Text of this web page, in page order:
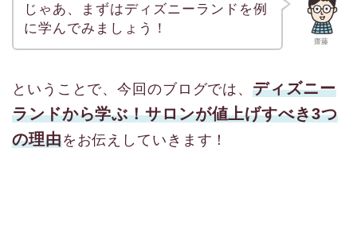
齋藤
じゃあ、まずはディズニーランドを例
に学んでみましょう！
ということで、今回のブログでは、ディズニー
ランドから学ぶ！サロンが値上げすべき3つ
の理由をお伝えしていきます！